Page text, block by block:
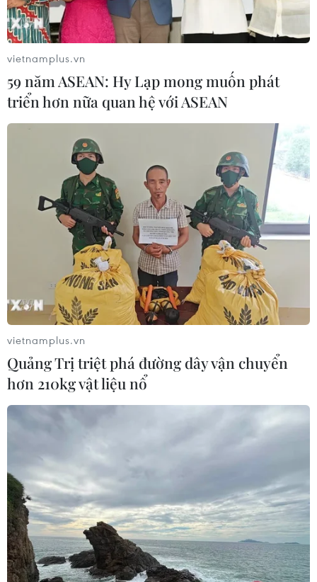
vietnamplus.vn
59 năm ASEAN: Hy Lạp mong muốn phát
triển hơn nữa quan hệ với ASEAN
vietnamplus.vn
Quảng Trị triệt phá đường dây vận chuyển
hơn 210kg vật liệu nổ